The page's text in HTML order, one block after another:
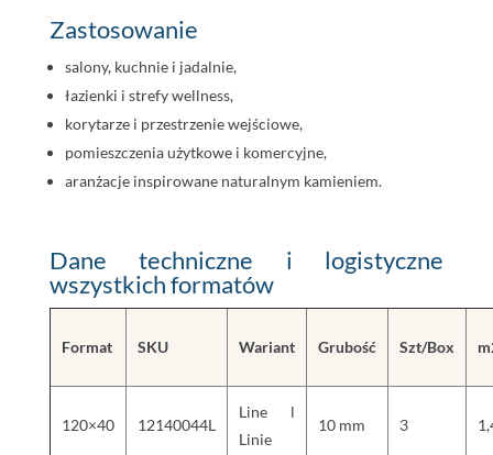
Zastosowanie
salony, kuchnie i jadalnie,
łazienki i strefy wellness,
korytarze i przestrzenie wejściowe,
pomieszczenia użytkowe i komercyjne,
aranżacje inspirowane naturalnym kamieniem.
Dane techniczne i logistyczne
wszystkich formatów
Format SKU Wariant Grubość Szt/Box
120×40 12140044L
Line l
Linie
10 mm 3